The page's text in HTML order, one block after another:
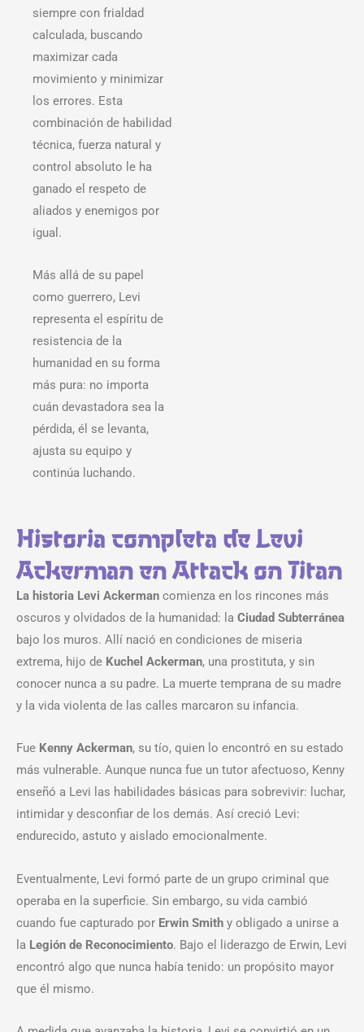
siempre con frialdad
calculada, buscando
maximizar cada
movimiento y minimizar
los errores. Esta
combinación de habilidad
técnica, fuerza natural y
control absoluto le ha
ganado el respeto de
aliados y enemigos por
igual.
Más allá de su papel
como guerrero, Levi
representa el espíritu de
resistencia de la
humanidad en su forma
más pura: no importa
cuán devastadora sea la
pérdida, él se levanta,
ajusta su equipo y
continúa luchando.
Historia completa de Levi
Ackerman en Attack on Titan
La historia Levi Ackerman comienza en los rincones más
oscuros y olvidados de la humanidad: la Ciudad Subterránea
bajo los muros. Allí nació en condiciones de miseria
extrema, hijo de Kuchel Ackerman, una prostituta, y sin
conocer nunca a su padre. La muerte temprana de su madre
y la vida violenta de las calles marcaron su infancia.
Fue Kenny Ackerman, su tío, quien lo encontró en su estado
más vulnerable. Aunque nunca fue un tutor afectuoso, Kenny
enseñó a Levi las habilidades básicas para sobrevivir: luchar,
intimidar y desconfiar de los demás. Así creció Levi:
endurecido, astuto y aislado emocionalmente.
Eventualmente, Levi formó parte de un grupo criminal que
operaba en la superficie. Sin embargo, su vida cambió
cuando fue capturado por Erwin Smith y obligado a unirse a
la Legión de Reconocimiento. Bajo el liderazgo de Erwin, Levi
encontró algo que nunca había tenido: un propósito mayor
que él mismo.